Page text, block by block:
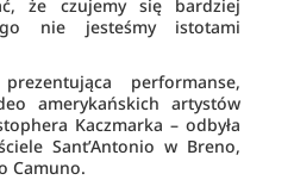
że czujemy się bardziej
nie jesteśmy istotami
performanse,
amerykańskich artystów
Kaczmarka – odbyła
Sant’Antonio w Breno,
Camuno.